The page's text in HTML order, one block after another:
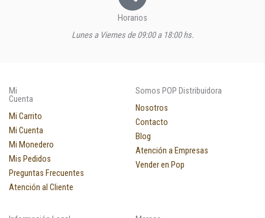
Horarios
Lunes a Viernes de 09:00 a 18:00 hs.
Mi
Cuenta
Mi Carrito
Mi Cuenta
Mi Monedero
Mis Pedidos
Preguntas Frecuentes
Atención al Cliente
Somos POP Distribuidora
Nosotros
Contacto
Blog
Atención a Empresas
Vender en Pop